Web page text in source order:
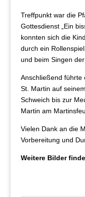
Treffpunkt war die
Gottesdienst „Ein
konnten sich die
durch ein
und beim Singen
Anschließend führte
St. Martin auf
Schweich bis zur
Martin am
Vielen Dank an die
Vorbereitung und
Weitere Bilder